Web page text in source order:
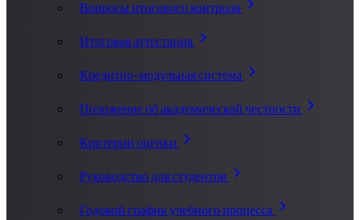
Вопросы итогового контроля
Итоговая аттестация
Кредитно-модульная система
Положение об академической честности
Критерии оценки
Руководство для студентов
Годовой график учебного процесса